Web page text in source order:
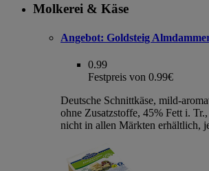
Molkerei & Käse
Angebot: Goldsteig
0.99
Festpreis von 0.99€
Deutsche Schnittkäse, mild-
ohne Zusatzstoffe, 45% Fett i.
nicht in allen Märkten erhältlich,